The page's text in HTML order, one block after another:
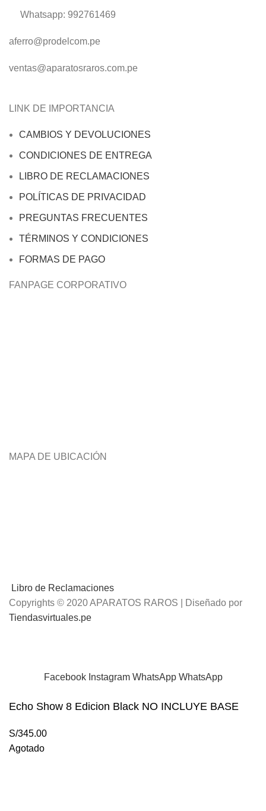
Whatsapp: 992761469
aferro@prodelcom.pe
ventas@aparatosraros.com.pe
LINK DE IMPORTANCIA
CAMBIOS Y DEVOLUCIONES
CONDICIONES DE ENTREGA
LIBRO DE RECLAMACIONES
POLÍTICAS DE PRIVACIDAD
PREGUNTAS FRECUENTES
TÉRMINOS Y CONDICIONES
FORMAS DE PAGO
FANPAGE CORPORATIVO
MAPA DE UBICACIÓN
Libro de Reclamaciones
Copyrights © 2020 APARATOS RAROS | Diseñado por
Tiendasvirtuales.pe
Facebook Instagram WhatsApp WhatsApp
Echo Show 8 Edicion Black NO INCLUYE BASE
S/345.00
Agotado